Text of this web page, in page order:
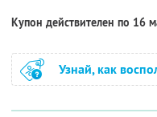
Купон действителен по 16
Узнай, как